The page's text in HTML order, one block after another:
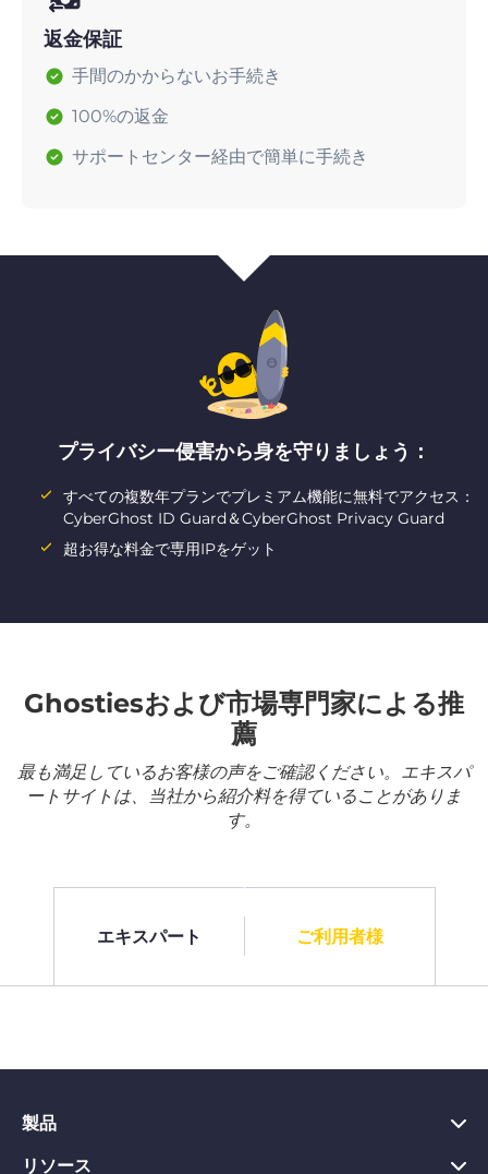
返金保証
手間のかからないお手続き
100%の返金
サポートセンター経由で簡単に手続き
プライバシー侵害から身を守りましょう：
すべての複数年プランでプレミアム機能に無料でアクセス：
CyberGhost ID Guard＆CyberGhost Privacy Guard
超お得な料金で専用IPをゲット
Ghostiesおよび市場専門家による推
薦
最も満足しているお客様の声をご確認ください。エキスパ
ートサイトは、当社から紹介料を得ていることがありま
す。
エキスパート ご利用者様
製品
PC向けVPN
リソース